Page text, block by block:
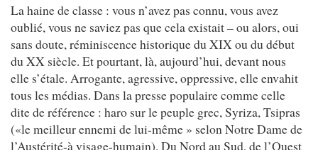
La haine de classe : vous n’avez pas connu, vous avez
oublié, vous ne saviez pas que cela existait – ou alors, oui
sans doute, réminiscence historique du XIX ou du début
du XX siècle. Et pourtant, là, aujourd’hui, devant nous
elle s’étale. Arrogante, agressive, oppressive, elle envahit
tous les médias. Dans la presse populaire comme celle
dite de référence : haro sur le peuple grec, Syriza, Tsipras
(«le meilleur ennemi de lui-même » selon Notre Dame de
l’Austérité-à visage-humain). Du Nord au Sud, de l’Ouest